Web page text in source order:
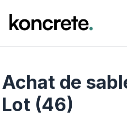
Achat de
Lot (46)